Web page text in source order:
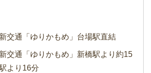
交通「ゆりかもめ」台場駅直結
交通「ゆりかもめ」新橋駅より約15
より16分